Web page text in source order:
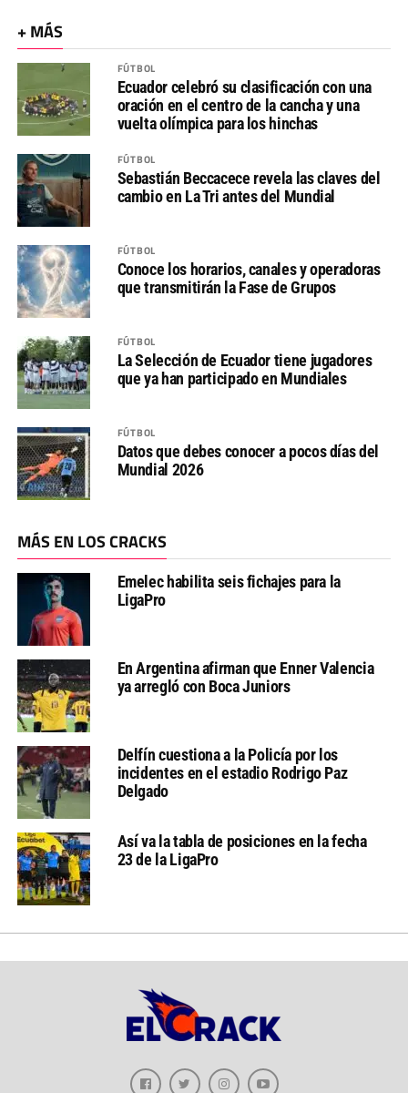
+ MÁS
FÚTBOL
Ecuador celebró su clasificación con una
oración en el centro de la cancha y una
vuelta olímpica para los hinchas
FÚTBOL
Sebastián Beccacece revela las claves del
cambio en La Tri antes del Mundial
FÚTBOL
Conoce los horarios, canales y operadoras
que transmitirán la Fase de Grupos
FÚTBOL
La Selección de Ecuador tiene jugadores
que ya han participado en Mundiales
FÚTBOL
Datos que debes conocer a pocos días del
Mundial 2026
MÁS EN LOS CRACKS
Emelec habilita seis fichajes para la
LigaPro
En Argentina afirman que Enner Valencia
ya arregló con Boca Juniors
Delfín cuestiona a la Policía por los
incidentes en el estadio Rodrigo Paz
Delgado
Así va la tabla de posiciones en la fecha
23 de la LigaPro